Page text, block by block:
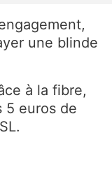
une blinde
à la fibre,
5 euros de